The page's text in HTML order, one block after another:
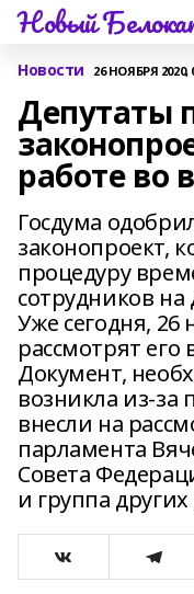
Новый
Новости 26 НОЯБРЯ 2020,
Депутаты
работе во
Госдума
законопроект,
процедуру
сотрудников
Уже сегодня, 26
рассмотрят
Документ,
возникла из-за
внесли на
парламента
Совета
и группа